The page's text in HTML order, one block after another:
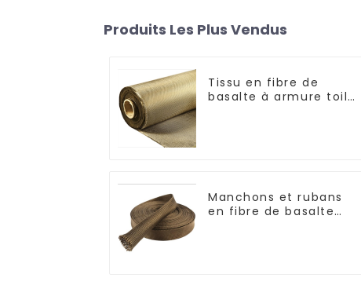
Produits Les Plus Vendus
Tissu en fibre de
basalte à armure toile
Manchons et rubans
en fibre de basalte